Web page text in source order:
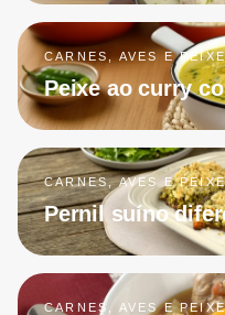
CARNES, AVES E
Peixe ao curry
CARNES, AVES E
Pernil suíno
CARNES, AVES E